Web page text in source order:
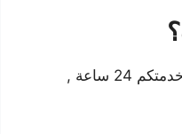
نقدم خدماتنا في جميع محافظات الكويت ونصل لأي مكان وأي منطقة, ونعمل على خدمتكم 24 ساعة ,